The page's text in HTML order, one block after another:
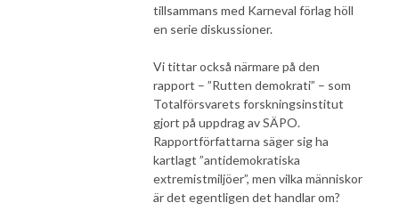
tillsammans med Karneval förlag höll
en serie diskussioner.
Vi tittar också närmare på den
rapport – ”Rutten demokrati” – som
Totalförsvarets forskningsinstitut
gjort på uppdrag av SÄPO.
Rapportförfattarna säger sig ha
kartlagt ”antidemokratiska
extremistmiljöer”, men vilka människor
är det egentligen det handlar om?